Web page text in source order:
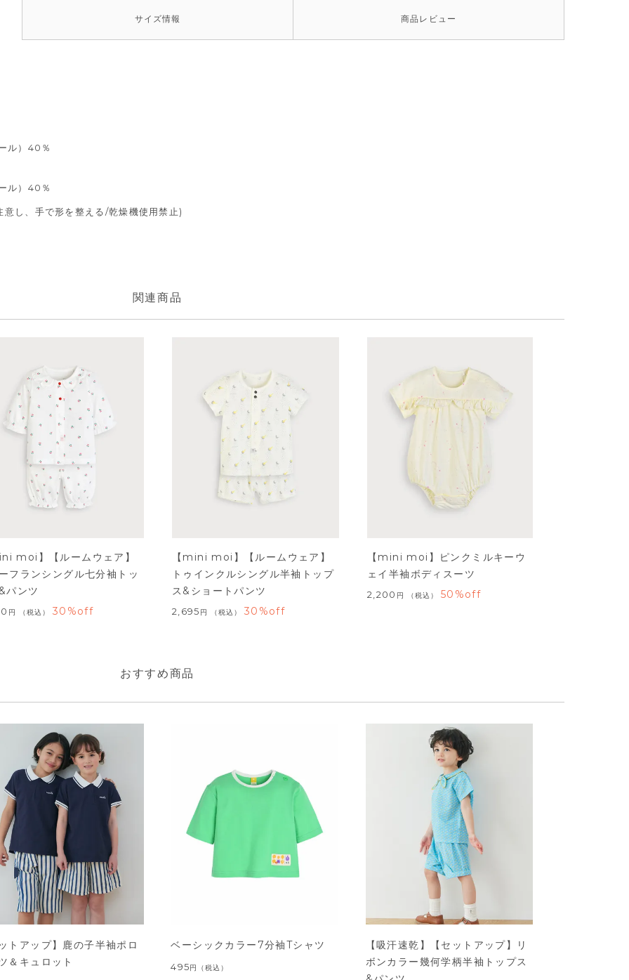
サイズ情報 商品 レビュー
ル）40％
ル）40％
し、手で形を整える/乾燥機使用禁止)
moi】【ルームウェア】
フランシングル七分袖トッ
パンツ
税込 30%off
【mini moi】【ルームウェア】
トゥインクルシングル半袖トップ
ス&ショートパンツ
2,695 税込 30%off
【mini moi】ピンクミルキーウ
ェイ半袖ボディスーツ
2,200 税込 50%off
おすすめ商品
ットアップ】鹿の子半袖ポロ
＆キュロット
ベーシックカラー7分袖Tシャツ
495円 （税込）
【吸汗速乾】【セットアップ】リ
ボンカラー幾何学柄半袖トップス